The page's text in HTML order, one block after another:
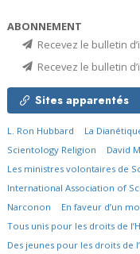
ABONNEMENT
Recevez le bulletin
Recevez le bulletin
Sites apparentés
L. Ron Hubbard La
Scientology Religion
David
Les ministres volontaires de
International Association of
Narconon
En faveur d’un
Tous unis pour les droits de
Des jeunes pour les droits de